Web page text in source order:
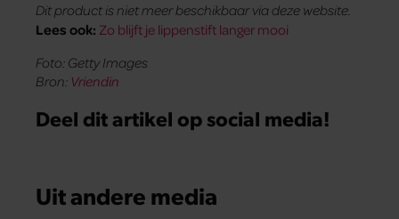
Dit product is niet meer beschikbaar via deze website.
Lees ook: Zo blijft je lippenstift langer mooi
Foto: Getty Images
Bron: Vriendin
Deel dit artikel op social media!
Uit andere media